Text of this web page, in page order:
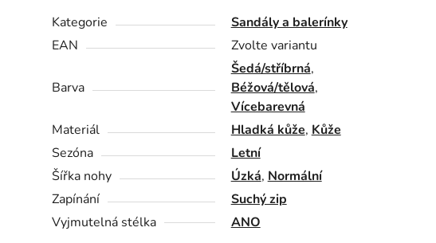
Kategorie
Sandály a balerínky
EAN
Zvolte variantu
Barva
Šedá/stříbrná,
Béžová/tělová,
Vícebarevná
Materiál
Hladká kůže, Kůže
Sezóna
Letní
Šířka nohy
Úzká, Normální
Zapínání
Suchý zip
Vyjmutelná stélka
ANO